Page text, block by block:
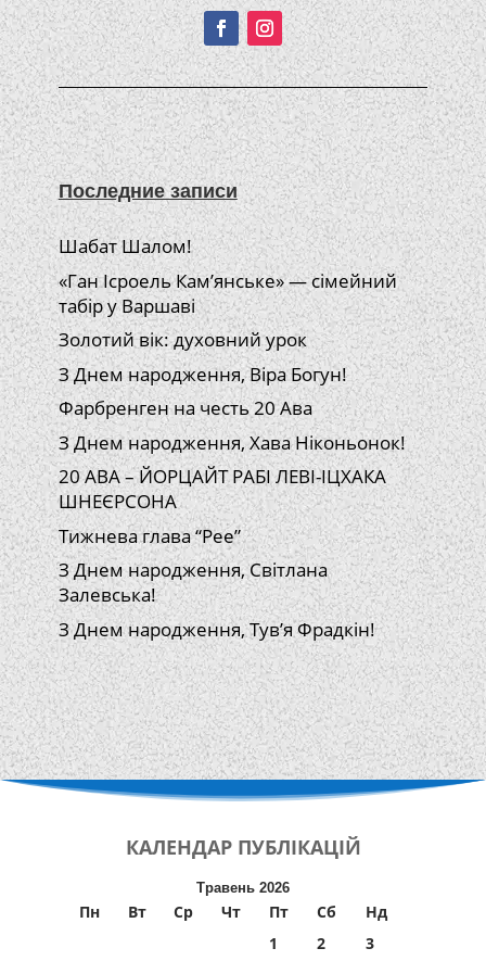
Последние записи
Шабат Шалом!
«Ган Ісроель Кам’янське» — сімейний
табір у Варшаві
Золотий вік: духовний урок
З Днем народження, Віра Богун!
Фарбренген на честь 20 Ава
З Днем народження, Хава Ніконьонок!
20 АВА – ЙОРЦАЙТ РАБІ ЛЕВІ-ІЦХАКА
ШНЕЄРСОНА
Тижнева глава “Рее”
З Днем народження, Світлана
Залевська!
З Днем народження, Тув’я Фрадкін!
КАЛЕНДАР ПУБЛІКАЦІЙ
Травень 2026
Пн Вт Ср Чт Пт Сб
Нд
1
2
3